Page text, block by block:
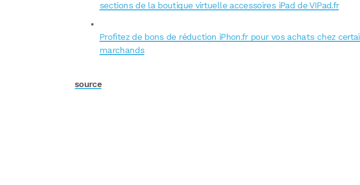
sections de la boutique virtuelle accessoires iPad de VIPad.fr
Profitez de bons de réduction iPhon.fr pour vos achats chez
marchands
source